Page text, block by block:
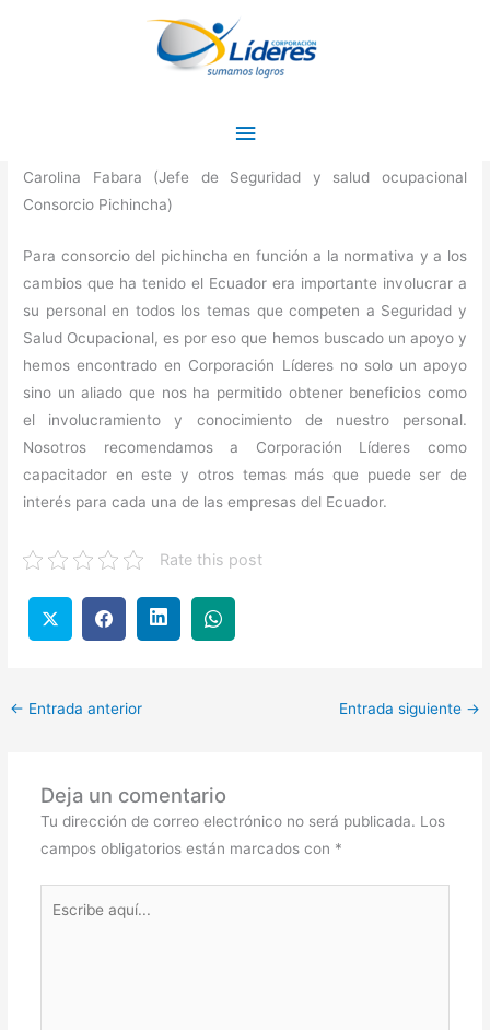
Menú
principal
Testimonios
Carolina Fabara (Jefe de Seguridad y salud ocupacional
Consorcio Pichincha)
Para consorcio del pichincha en función a la normativa y a los
cambios que ha tenido el Ecuador era importante involucrar a
su personal en todos los temas que competen a Seguridad y
Salud Ocupacional, es por eso que hemos buscado un apoyo y
hemos encontrado en Corporación Líderes no solo un apoyo
sino un aliado que nos ha permitido obtener beneficios como
el involucramiento y conocimiento de nuestro personal.
Nosotros recomendamos a Corporación Líderes como
capacitador en este y otros temas más que puede ser de
interés para cada una de las empresas del Ecuador.
Rate this post
← Entrada anterior Entrada siguiente →
Deja un comentario
Tu dirección de correo electrónico no será publicada. Los
campos obligatorios están marcados con *